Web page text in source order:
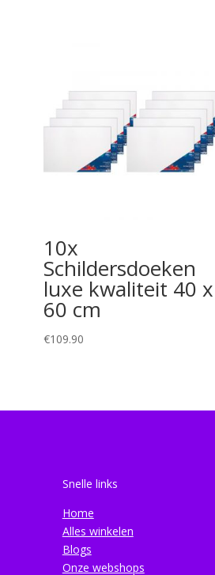
10x
Schildersdoeken
luxe kwaliteit 40 x
60 cm
€109.90
Snelle links
Home
Alles winkelen
Blogs
Onze webshops